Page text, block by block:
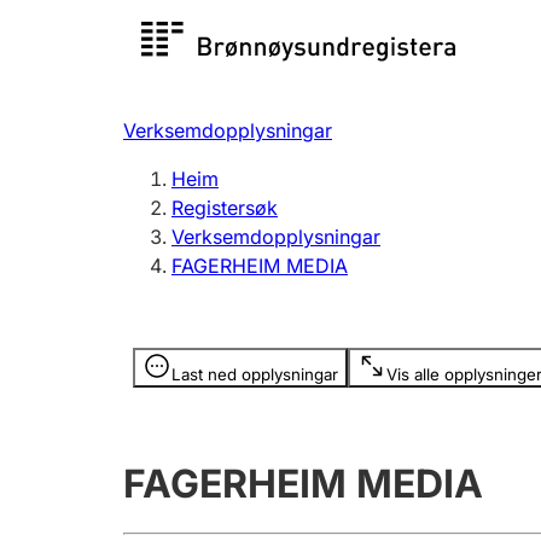
Registersøk
Registrere, endre, slette
Verksemdopplysningar
Heim
Registersøk
Verksemdopplysningar
FAGERHEIM MEDIA
Last ned opplysningar Vis alle opplysninger
Opplysninger er skjult
FAGERHEIM MEDIA